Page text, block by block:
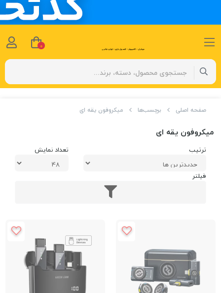
صفحه اصلی برچسب‌ها میکروفون یقه ای
میکروفون یقه ای
ترتیب تعداد نمایش
فیلتر
0